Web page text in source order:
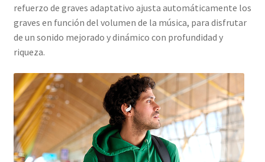
refuerzo de graves adaptativo ajusta automáticamente los
graves en función del volumen de la música, para disfrutar
de un sonido mejorado y dinámico con profundidad y
riqueza.